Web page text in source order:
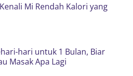
Mi Rendah Kalori yang
hari untuk 1 Bulan, Biar
Masak Apa Lagi